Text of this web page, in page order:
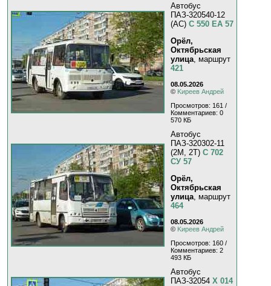
Автобус
ПАЗ-320540-12
(AC) С 550 ЕА 57
Орёл,
Октябрьская
улица, маршрут
421
08.05.2026
© Kиpeeв Aндpeй
Просмотров: 161 /
Комментариев: 0
570 КБ
Автобус
ПАЗ-320302-11
(2M, 2T) С 702
СУ 57
Орёл,
Октябрьская
улица, маршрут
464
08.05.2026
© Kиpeeв Aндpeй
Просмотров: 160 /
Комментариев: 2
493 КБ
Автобус
ПАЗ-32054 Х 014